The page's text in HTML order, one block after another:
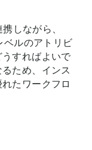
しながら、
ベルのアトリビ
すればよいで
ため、インス
たワークフロ